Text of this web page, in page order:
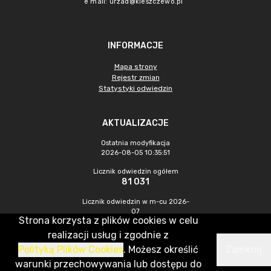
e mail: urzad@kleszczewo.pl
INFORMACJE
Mapa strony
Rejestr zmian
Statystyki odwiedzin
AKTUALIZACJE
Ostatnia modyfikacja
2026-08-05 10:35:51
Licznik odwiedzin ogółem
81 031
Licznik odwiedzin w m-cu 2026-
07
809
CMS & Hosting: Nefeni Sp. z o.o.
Strona korzysta z plików cookies w celu
realizacji usług i zgodnie z
Polityką Plików Cookies. Możesz określić
warunki przechowywania lub dostępu do